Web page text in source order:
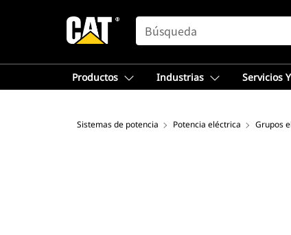
SEARCH
Productos Industrias Servicios
Sistemas de potencia Potencia eléctrica Grupos